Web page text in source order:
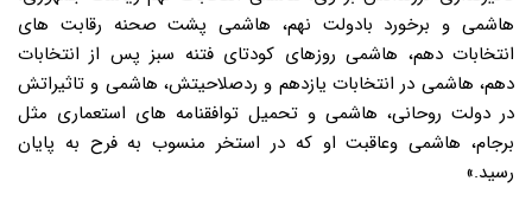
هاشمی و برخورد بادولت نهم، هاشمی پشت صحنه رقابت های
انتخابات دهم، هاشمی روزهای کودتای فتنه سبز پس از انتخابات
دهم، هاشمی در انتخابات یازدهم و ردصلاحیتش، هاشمی و تاثیراتش
در دولت روحانی، هاشمی و تحمیل توافقنامه های استعماری مثل
برجام، هاشمی وعاقبت او که در استخر منسوب به فرح به پایان
رسید.»